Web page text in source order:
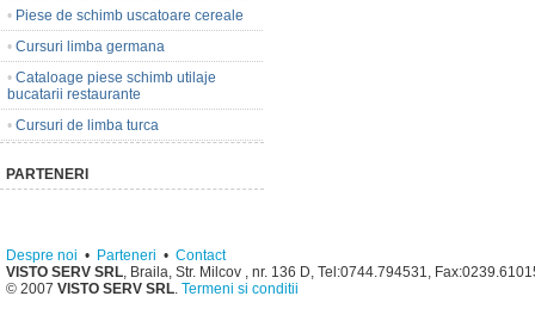
• Piese de schimb uscatoare cereale
• Cursuri limba germana
• Cataloage piese schimb utilaje
bucatarii restaurante
• Cursuri de limba turca
PARTENERI
Despre noi • Parteneri • Contact
VISTO SERV SRL, Braila, Str. Milcov , nr. 136 D, Tel:0744.794531,
© 2007 VISTO SERV SRL. Termeni si conditii